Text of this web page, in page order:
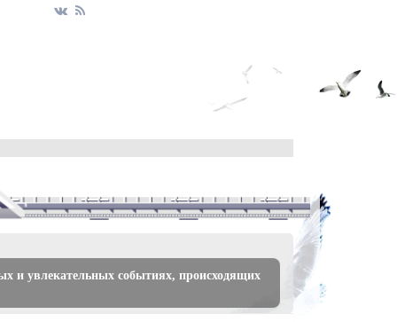
и увлекательных событиях, происходящих